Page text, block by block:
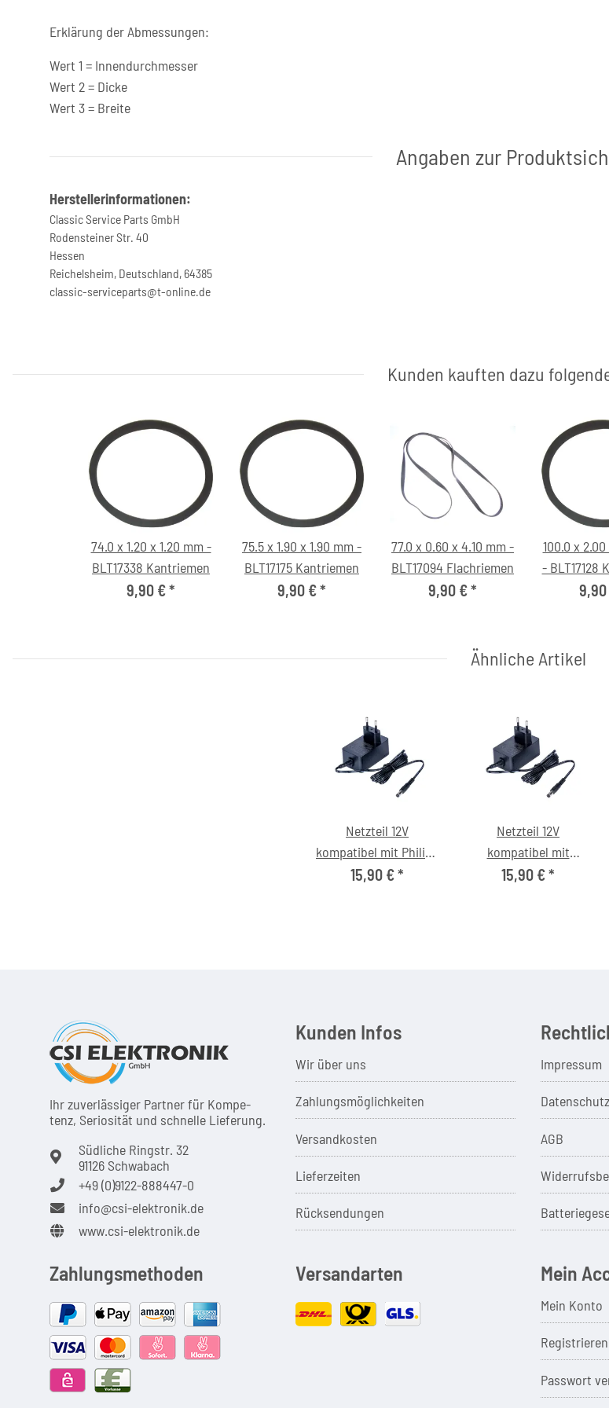
Erklärung der Abmessungen:
Wert 1 = Innendurchmesser
Wert 2 = Dicke
Wert 3 = Breite
Angaben zur
Herstellerinformationen:
Classic Service Parts GmbH
Rodensteiner Str. 40
Hessen
Reichelsheim, Deutschland, 64385
classic-serviceparts@t-online.de
Kunden kauften dazu
74.0 x 1.20 x 1.20 mm -
BLT17338 Kantriemen
9,90 €*
75.5 x 1.90 x 1.90 mm -
BLT17175 Kantriemen
9,90 €*
77.0 x 0.60 x 4.10 mm -
BLT17094 Flachriemen
9,90 €*
100.0 x
- BLT17128
Ähnliche Artikel
Netzteil 12V
kompatibel mit Philips
MCM233/12 Micro-
15,90 €*
Netzteil 12V
kompatibel mit
Technisat SUN-
15,90 €*
Ihr zuver­läs­siger Partner für Kom­pe­
tenz, Seri­osi­tät und schnel­le Lie­ferung.
Südliche Ringstr. 32
91126 Schwabach
+49 (0)9122-888447-0
info@csi-elektronik.de
www.csi-elektronik.de
Kunden Infos
Wir über uns
Zahlungsmöglichkeiten
Versandkosten
Lieferzeiten
Rücksendungen
Impressum
AGB
Zahlungsmethoden Versandarten Mein
Mein Konto
Registrieren
Passwort